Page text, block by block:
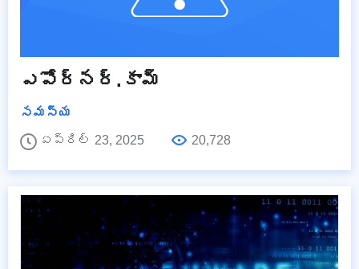
ఎపోర్నర్.కామ్
సమస్య
ఏప్రిల్ 23, 2025
20,728